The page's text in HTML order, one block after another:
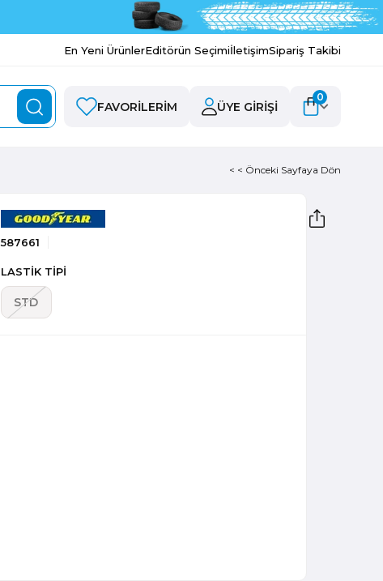
En Yeni ÜrünlerEditörün SeçimiİletişimSipariş Takibi
FAVORILERIM ÜYE GIRIŞI
0
< < Önceki Sayfaya Dön
587661
LASTİK TİPİ
STD